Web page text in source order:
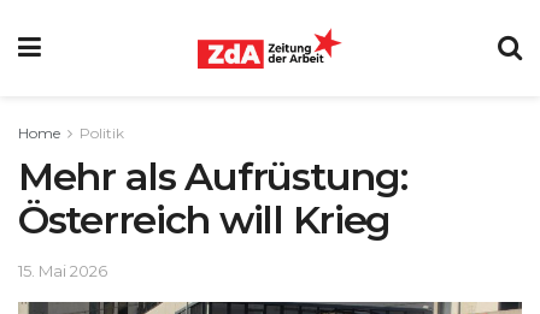
Home Politik
Mehr als Aufrüstung:
Österreich will Krieg
15. Mai 2026